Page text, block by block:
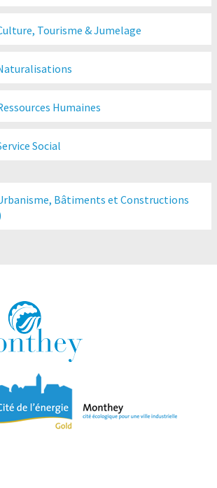
Tourisme & Jumelage
Humaines
Social
Bâtiments et Constructions